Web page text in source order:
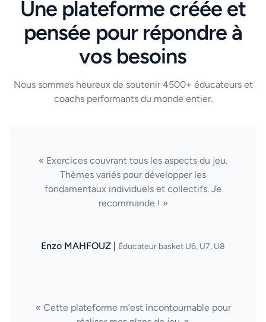
Une plateforme créée et
pensée pour répondre à
vos besoins
Nous sommes heureux de soutenir 4500+ éducateurs et
coachs performants du monde entier.
« Exercices couvrant tous les aspects du jeu.
Thèmes variés pour développer les
fondamentaux individuels et collectifs. Je
recommande ! »
Enzo MAHFOUZ | Éducateur basket U6, U7, U8
« Cette plateforme m’est incontournable pour